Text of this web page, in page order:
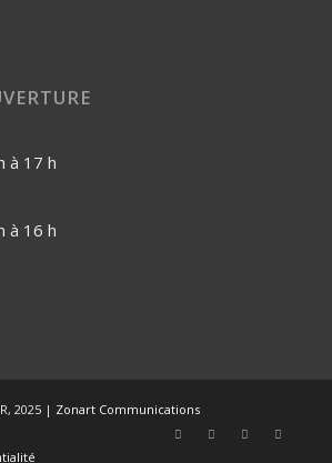
à 17 h
à 16 h
2025 | Zonart Communications